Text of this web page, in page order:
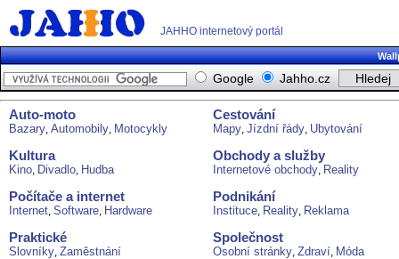
JAHHO internetový portál
Google Jahho.cz
Auto-moto
Bazary, Automobily, Motocykly
Kultura
Kino, Divadlo, Hudba
Počítače a internet
Internet, Software, Hardware
Praktické
Slovníky, Zaměstnání
Cestování
Mapy, Jízdní řády, Ubytování
Obchody a služby
Internetové obchody, Reality
Podnikání
Instituce, Reality, Reklama
Společnost
Osobní stránky, Zdraví, Móda